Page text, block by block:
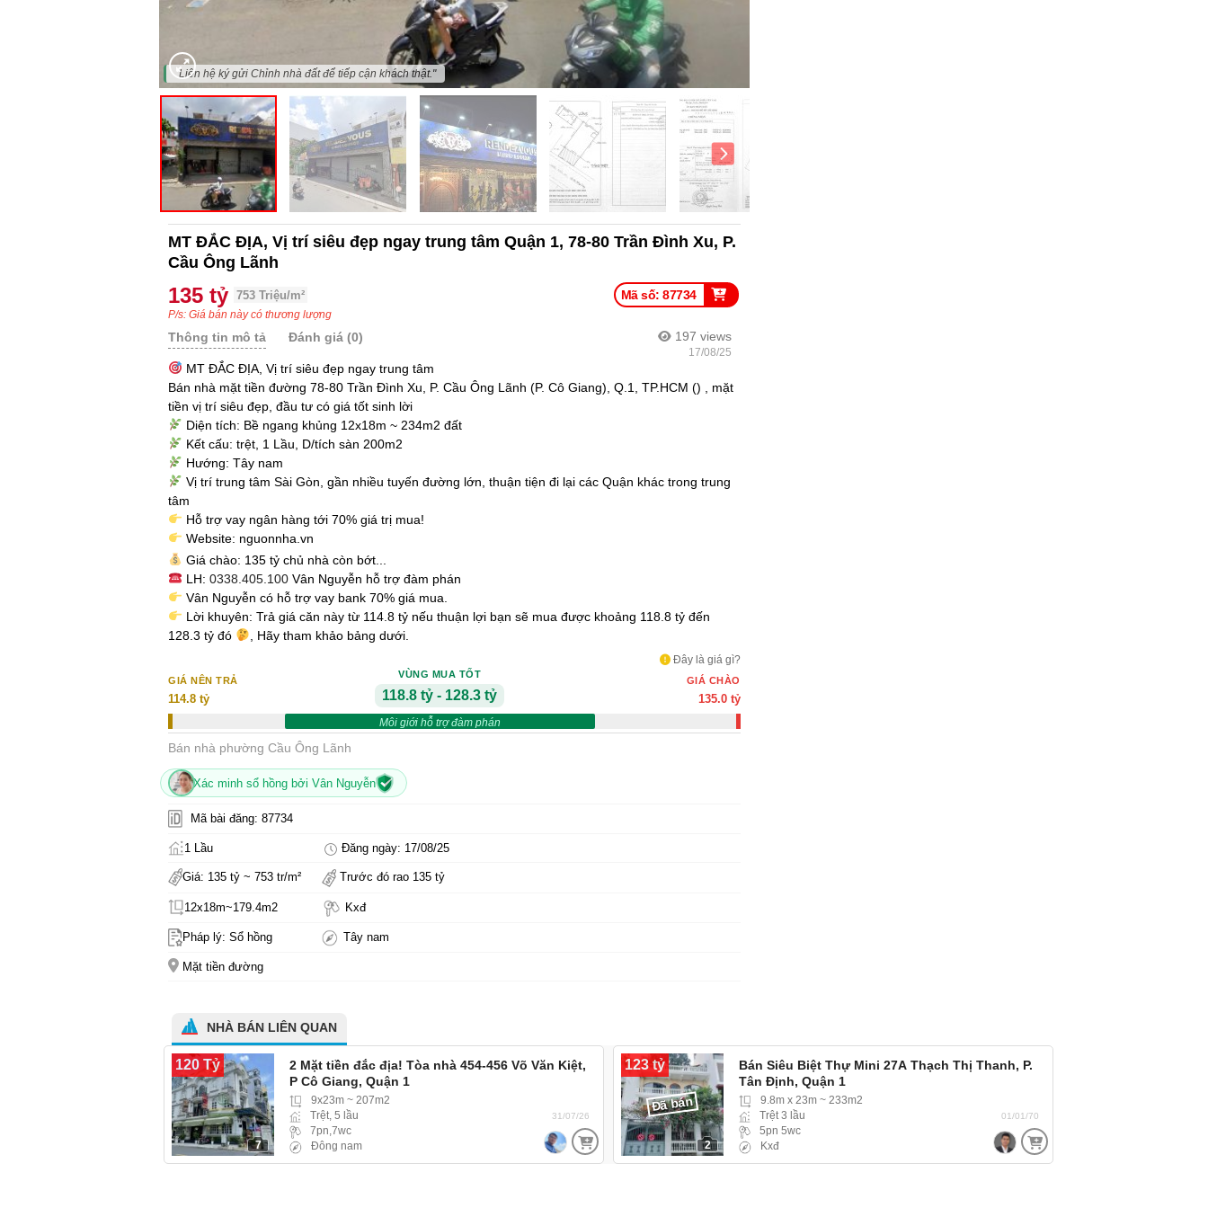
"Liên hệ ký gửi Chỉnh nhà đất để tiếp cận khách thật."
MT ĐẮC ĐỊA, Vị trí siêu đẹp ngay trung tâm Quận 1, 78-80 Trần Đình Xu, P.
Cầu Ông Lãnh
Mã số: 87734
135 tỷ 753 Triệu/m²
P/s: Giá bán này có thương lượng
197 views
17/08/25
Thông tin mô tả Đánh giá (0)
MT ĐẮC ĐỊA, Vị trí siêu đẹp ngay trung tâm
Bán nhà mặt tiền đường 78-80 Trần Đình Xu, P. Cầu Ông Lãnh (P. Cô Giang), Q.1, TP.HCM () , mặt
tiền vị trí siêu đẹp, đầu tư có giá tốt sinh lời
Diện tích: Bề ngang khủng 12x18m ~ 234m2 đất
Kết cấu: trệt, 1 Lầu, D/tích sàn 200m2
Hướng: Tây nam
Vị trí trung tâm Sài Gòn, gần nhiều tuyến đường lớn, thuận tiện đi lại các Quận khác trong trung
tâm
Hỗ trợ vay ngân hàng tới 70% giá trị mua!
Website: nguonnha.vn
Giá chào: 135 tỷ chủ nhà còn bớt...
LH: 0338.405.100Vân Nguyễn hỗ trợ đàm phán
Vân Nguyễn có hỗ trợ vay bank 70% giá mua.
Lời khuyên: Trả giá căn này từ 114.8 tỷ nếu thuận lợi bạn sẽ mua được khoảng 118.8 tỷ đến
128.3 tỷ đó
, Hãy tham khảo bảng dưới.
Đây là giá gì?
GIÁ NÊN TRẢ
114.8 tỷ
VÙNG MUA TỐT
118.8 tỷ - 128.3 tỷ
Môi giới hỗ trợ đàm phán
GIÁ CHÀO
135.0 tỷ
Bán nhà phường Cầu Ông Lãnh
Xác minh sổ hồng bởi Vân Nguyễn
Mã bài đăng: 87734
1 Lầu Đăng ngày: 17/08/25
Giá: 135 tỷ ~ 753 tr/m² Trước đó rao 135 tỷ
12x18m~179.4m2 Kxđ
Pháp lý: Sổ hồng Tây nam
Mặt tiền đường
NHÀ BÁN LIÊN QUAN
120 Tỷ
7
2 Mặt tiền đắc địa! Tòa nhà 454-456 Võ Văn Kiệt,
P Cô Giang, Quận 1
9x23m ~ 207m2
Trệt, 5 lầu
7pn,7wc
Đông nam
31/07/26
123 tỷ
2
Đã bán
Bán Siêu Biệt Thự Mini 27A Thạch Thị Thanh, P.
Tân Định, Quận 1
9.8m x 23m ~ 233m2
Trệt 3 lầu
5pn 5wc
Kxđ
01/01/70